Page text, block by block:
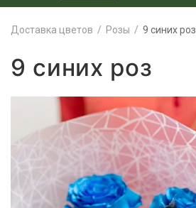
Доставка цветов Розы 9 синих роз
9 синих роз